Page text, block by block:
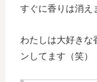
すぐに香りは消え
わたしは大好きな
ンしてます（笑）